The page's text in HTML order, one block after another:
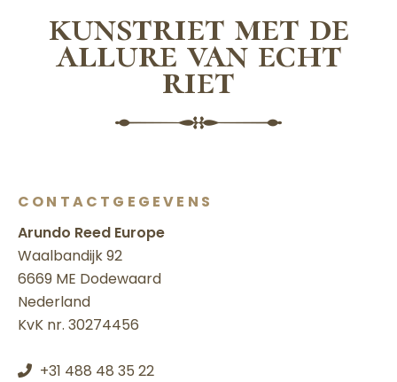
kunstriet met de
allure van echt
riet
CONTACTGEGEVENS
Arundo Reed Europe
Waalbandijk 92
6669 ME Dodewaard
Nederland
KvK nr. 30274456
+31 488 48 35 22